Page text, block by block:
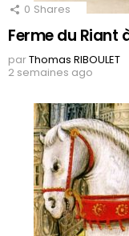
0 Shares
Ferme du Riant
parThomas RIBOULET
2 semaines ago